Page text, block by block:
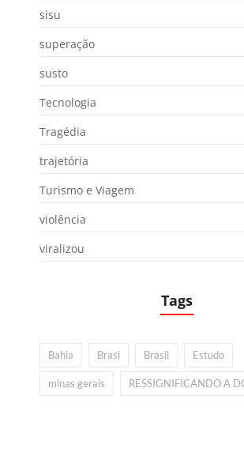
sisu
superação
susto
Tecnologia
Tragédia
trajetória
Turismo e Viagem
violência
viralizou
Tags
Bahia Brasi Brasil Estudo
minas gerais RESSIGNIFICANDO A